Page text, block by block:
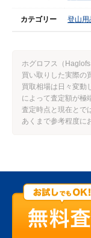
カテゴリー 登山用
ホグロフス（
買い取りした実際の
買取相場は日々変動
によって査定額が極
査定時点と現在とで
あくまで参考程度に